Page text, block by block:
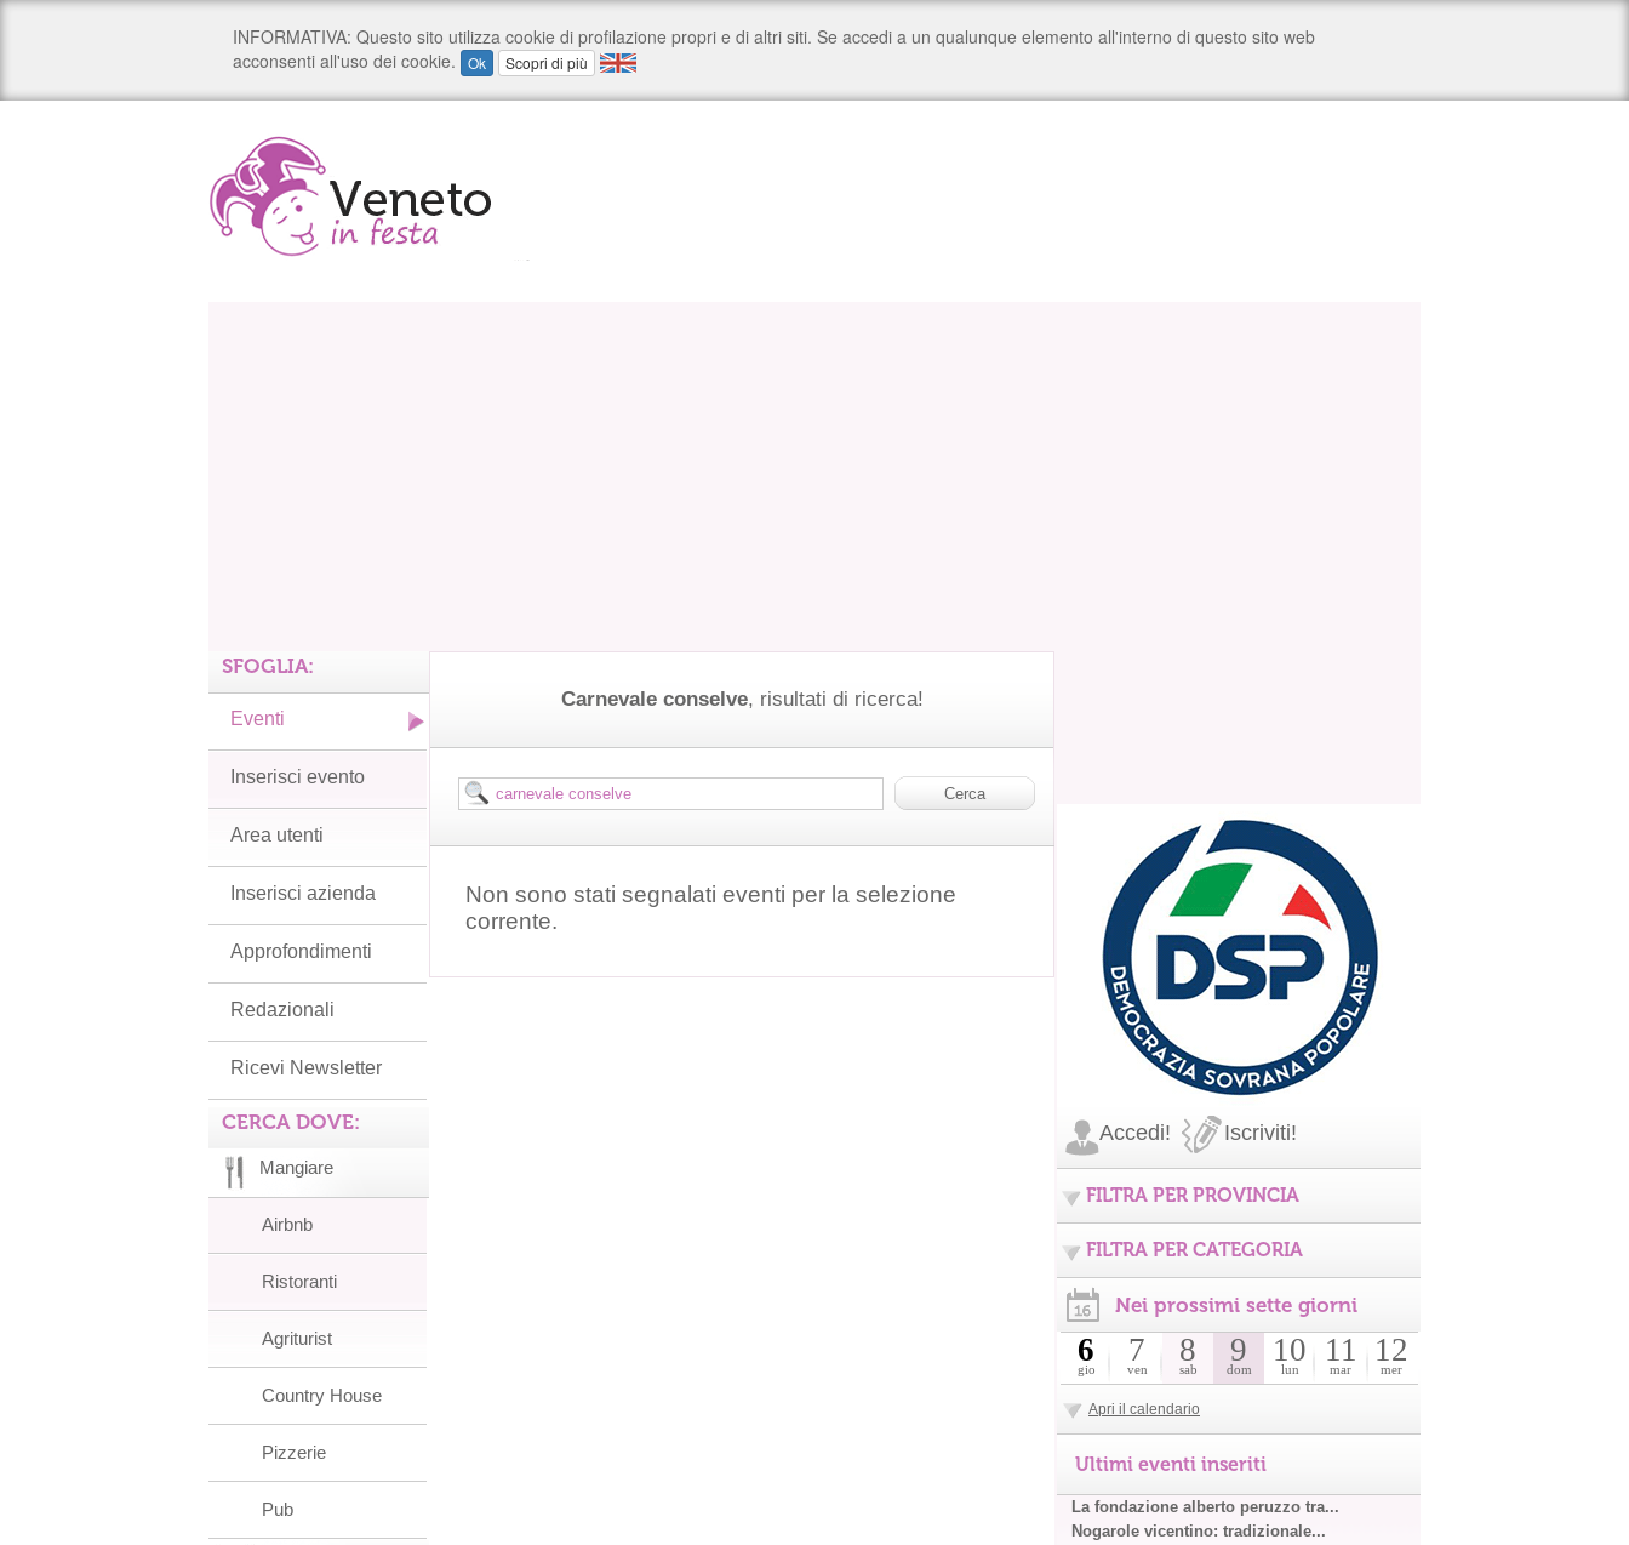
Carnevale conselve, risultati di ricerca!
Non sono stati segnalati eventi per la selezione
corrente.
SFOGLIA:
Eventi
Inserisci evento
Area utenti
Inserisci azienda
Approfondimenti
Redazionali
Ricevi Newsletter
CERCA DOVE:
Mangiare
Airbnb
Ristoranti
Agriturist
Country House
Pizzerie
Pub
Accedi! Iscriviti!
FILTRA PER PROVINCIA
FILTRA PER CATEGORIA
Nei prossimi sette giorni
6
gio
7
ven
8
sab
9
dom
10
lun
11
mar
12
mer
Apri il calendario
Ultimi eventi inseriti
La fondazione alberto peruzzo tra...
Nogarole vicentino: tradizionale...